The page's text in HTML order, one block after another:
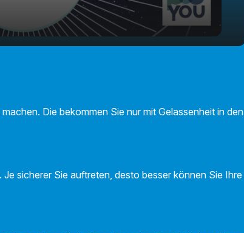
Die bekommen Sie nur mit Gelassenheit in den
sicherer Sie auftreten, desto besser können Sie Ihre